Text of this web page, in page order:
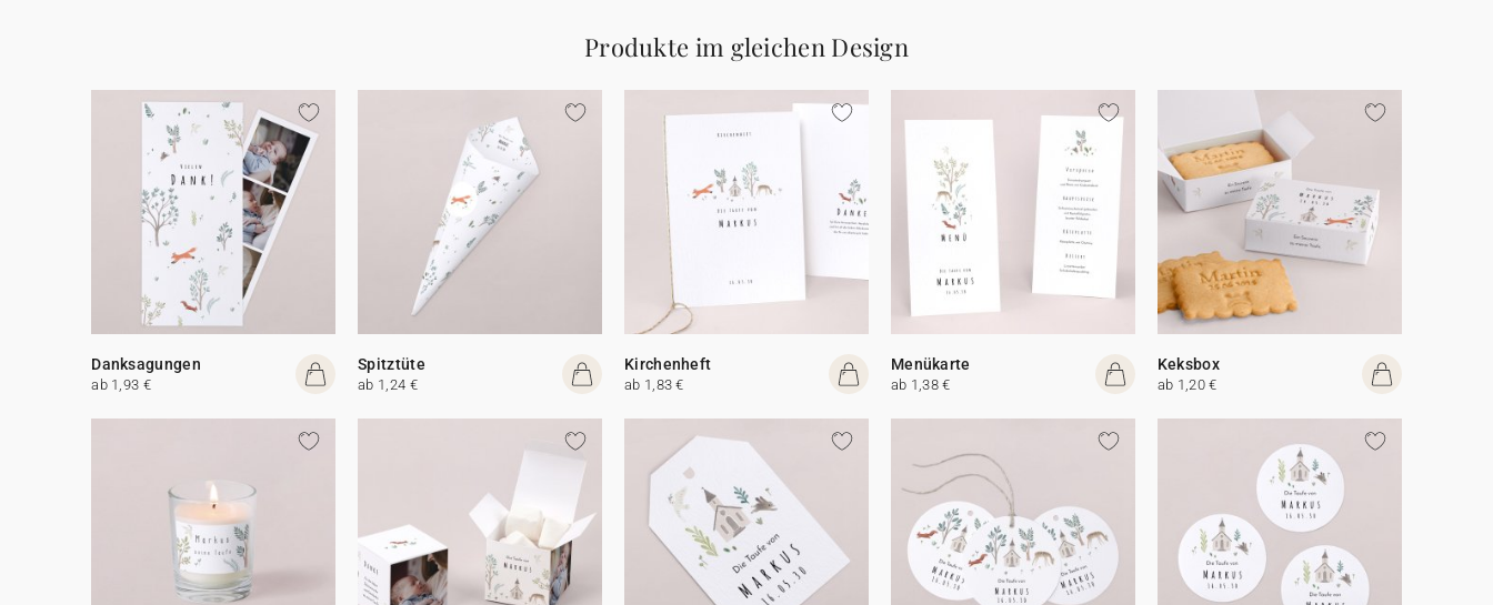
Produkte im gleichen Design
Danksagungen
ab 1,93 €
Spitztüte
ab 1,24 €
Kirchenheft
ab 1,83 €
Menükarte
ab 1,38 €
Keksbox
ab 1,20 €